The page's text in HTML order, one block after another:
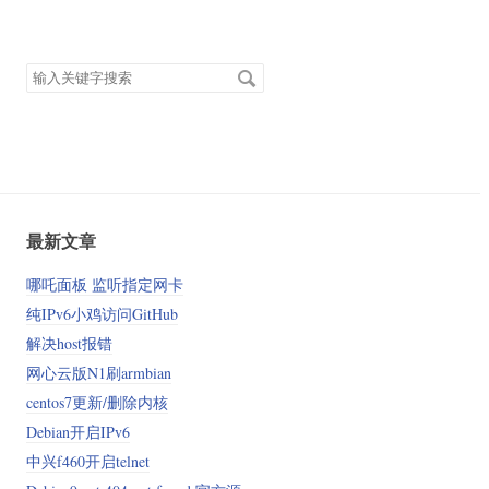
搜
最新文章
哪吒面板 监听指定网卡
纯IPv6小鸡访问GitHub
解决host报错
网心云版N1刷armbian
centos7更新/删除内核
Debian开启IPv6
中兴f460开启telnet